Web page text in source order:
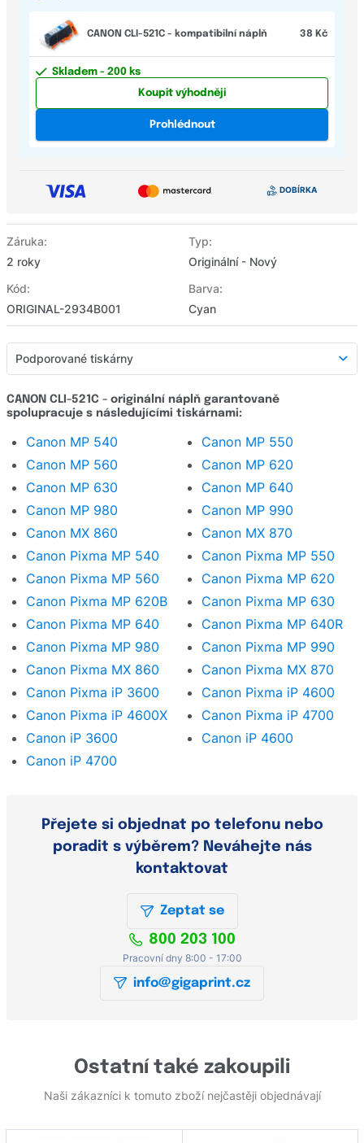
Záruka:
2 roky
Typ:
Originální - Nový
Kód:
ORIGINAL-2934B001
Barva:
Cyan
CANON CLI-521C - kompatibilní náplň 38 Kč
Skladem - 200 ks
Koupit výhodněji
Prohlédnout
Podporované tiskárny
Detailní popis
Hodnocení produktu
Hodnocení e-shopu
Zeptat se
CANON CLI-521C - originální náplň garantovaně
spolupracuje s následujícími tiskárnami:
Canon MP 540
Canon MP 550
Canon MP 560
Canon MP 620
Canon MP 630
Canon MP 640
Canon MP 980
Canon MP 990
Canon MX 860
Canon MX 870
Canon Pixma MP 540
Canon Pixma MP 550
Canon Pixma MP 560
Canon Pixma MP 620
Canon Pixma MP 620B
Canon Pixma MP 630
Canon Pixma MP 640
Canon Pixma MP 640R
Canon Pixma MP 980
Canon Pixma MP 990
Canon Pixma MX 860
Canon Pixma MX 870
Canon Pixma iP 3600
Canon Pixma iP 4600
Canon Pixma iP 4600X
Canon Pixma iP 4700
Canon iP 3600
Canon iP 4600
Canon iP 4700
Přejete si objednat po telefonu nebo
poradit s výběrem? Neváhejte nás
kontaktovat
Zeptat se
800 203 100
Pracovní dny 8:00 - 17:00
info@gigaprint.cz
Ostatní také zakoupili
Naši zákazníci k tomuto zboží nejčastěji objednávají